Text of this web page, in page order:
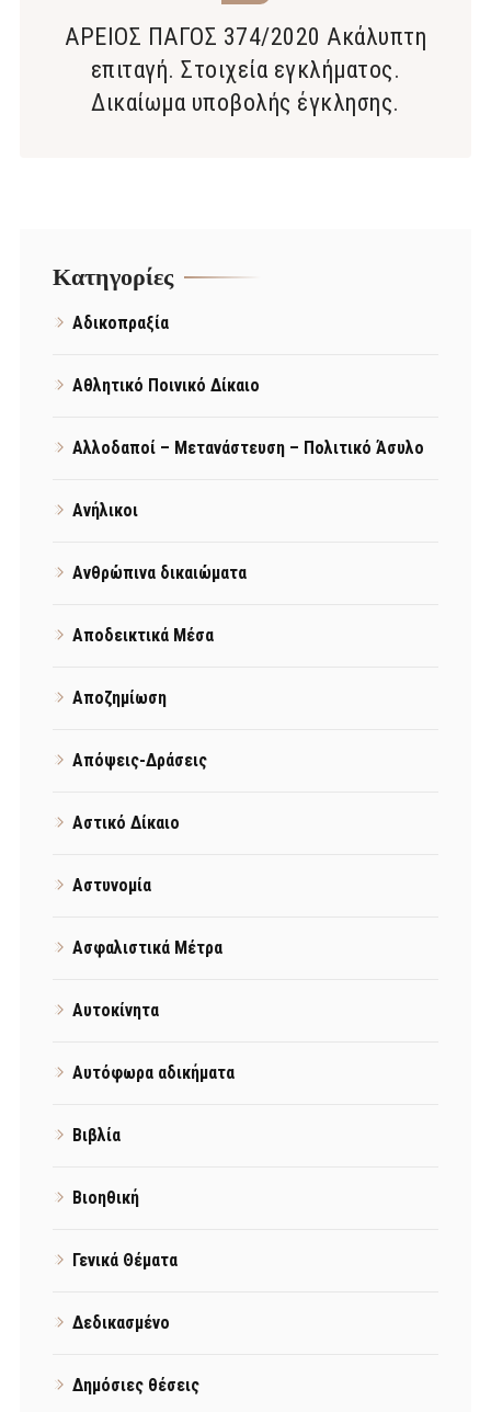
ΑΡΕΙΟΣ ΠΑΓΟΣ 374/2020 Ακάλυπτη
επιταγή. Στοιχεία εγκλήματος.
Δικαίωμα υποβολής έγκλησης.
Kατηγορίες
Αδικοπραξία
Αθλητικό Ποινικό Δίκαιο
Αλλοδαποί – Μετανάστευση – Πολιτικό Άσυλο
Ανήλικοι
Ανθρώπινα δικαιώματα
Αποδεικτικά Μέσα
Αποζημίωση
Απόψεις-Δράσεις
Αστικό Δίκαιο
Αστυνομία
Ασφαλιστικά Μέτρα
Αυτοκίνητα
Αυτόφωρα αδικήματα
Βιβλία
Βιοηθική
Γενικά Θέματα
Δεδικασμένο
Δημόσιες θέσεις